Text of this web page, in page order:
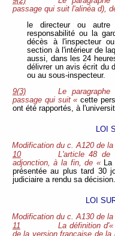
passage qui suit l'alinéa d),
le directeur ou
responsabilité ou la
décès à l'inspecteur
section à l'intérieur de
aussi, dans les 24
délivrer un avis écrit du
ou au sous-inspecteur.
9(3)
Le
passage qui suit «cette
ont été rapportés, à
LOI
Modification du c. A120 de la
10
L'article 48 de
adjonction, à la fin, de « La
présentée au plus tard 30
judiciaire a rendu sa décision.
LOI
Modification du c. A130 de la
11
La définition